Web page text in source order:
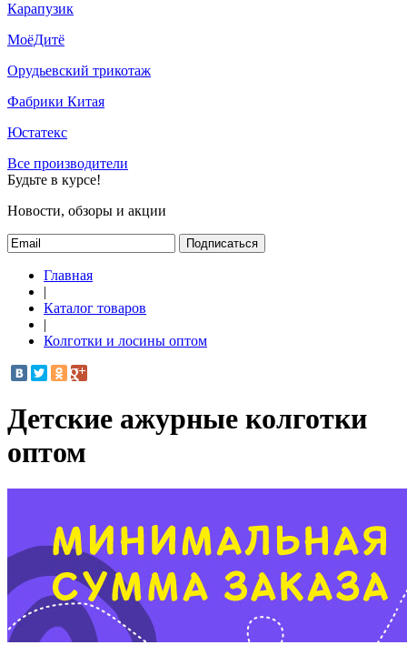
Карапузик
МоёДитё
Орудьевский трикотаж
Фабрики Китая
Юстатекс
Все производители
Будьте в курсе!
Новости, обзоры и акции
Подписаться
Главная
|
Каталог товаров
|
Колготки и лосины оптом
Детские ажурные колготки
оптом